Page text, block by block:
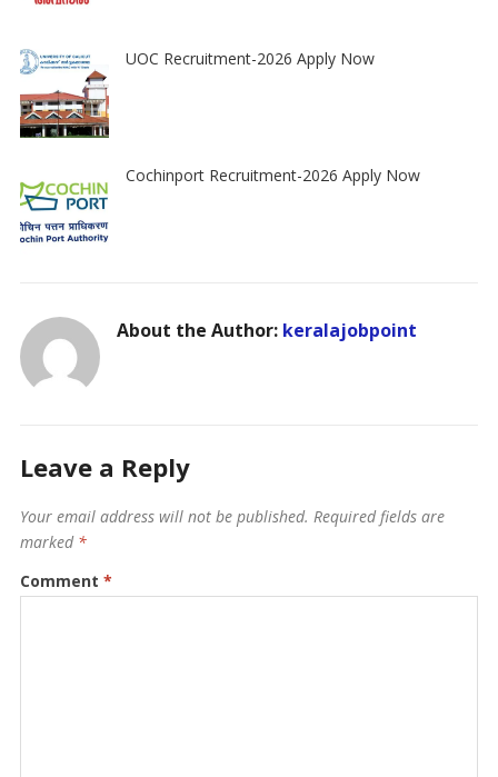
UOC Recruitment-2026 Apply Now
Cochinport Recruitment-2026 Apply Now
About the Author: keralajobpoint
Leave a Reply
Your email address will not be published. Required fields are
marked *
Comment *